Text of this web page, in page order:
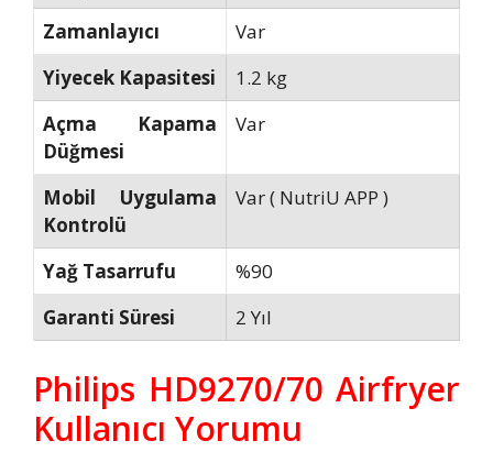
Zamanlayıcı
Var
Yiyecek Kapasitesi
1.2 kg
Açma Kapama
Düğmesi
Var
Mobil Uygulama
Kontrolü
Var ( NutriU APP )
Yağ Tasarrufu
%90
Garanti Süresi
2 Yıl
Philips HD9270/70 Airfryer
Kullanıcı Yorumu